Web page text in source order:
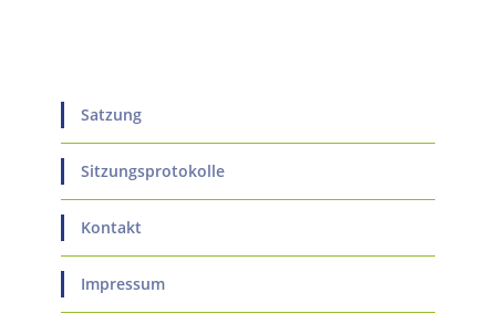
Satzung
Sitzungsprotokolle
Kontakt
Impressum